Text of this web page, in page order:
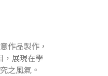
作品製作，
，展現在學
之風氣。